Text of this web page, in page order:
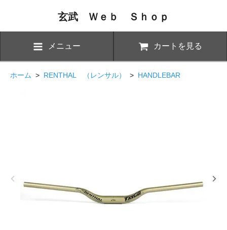
玄武 Ｗｅｂ Ｓｈｏｐ
メニュー カートを見る
ホーム > RENTHAL （レンサル） > HANDLEBAR